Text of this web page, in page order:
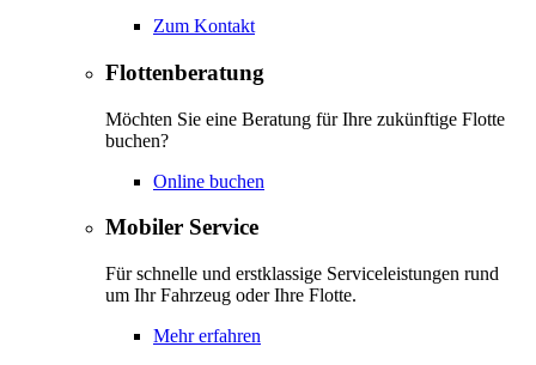
Zum Kontakt
Flottenberatung
Möchten Sie eine Beratung für Ihre zukünftige Flotte
buchen?
Online buchen
Mobiler Service
Für schnelle und erstklassige Serviceleistungen rund
um Ihr Fahrzeug oder Ihre Flotte.
Mehr erfahren